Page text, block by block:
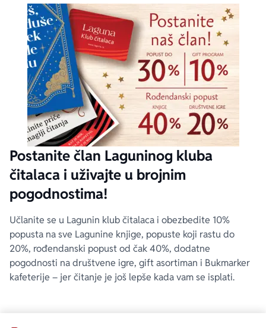
Postanite član Laguninog kluba
čitalaca i uživajte u brojnim
pogodnostima!
Učlanite se u Lagunin klub čitalaca i obezbedite 10%
popusta na sve Lagunine knjige, popuste koji rastu do
20%, rođendanski popust od čak 40%, dodatne
pogodnosti na društvene igre, gift asortiman i Bukmarker
kafeterije – jer čitanje je još lepše kada vam se isplati.